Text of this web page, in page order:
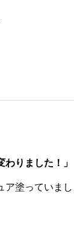
りました！」
ア塗っていまし